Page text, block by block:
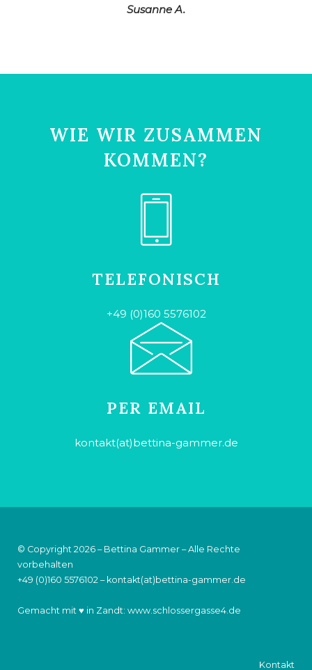
Susanne A.
WIE WIR ZUSAMMEN
KOMMEN?
TELEFONISCH
+49 (0)160 5576102
PER EMAIL
kontakt(at)bettina-gammer.de
© Copyright 2026 – Bettina Gammer – Alle Rechte
vorbehalten
+49 (0)160 5576102 – kontakt(at)bettina-gammer.de
.
Gemacht mit ♥ in Zandt: www.schlossergasse4.de
Kontakt